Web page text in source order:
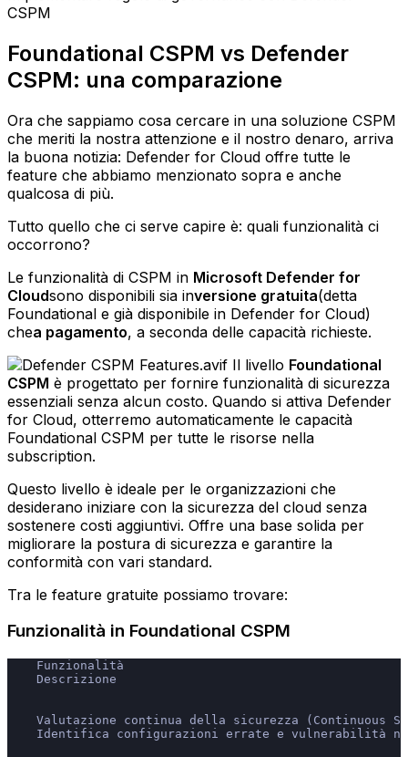
CSPM
Foundational CSPM vs Defender
CSPM: una comparazione
Ora che sappiamo cosa cercare in una soluzione CSPM
che meriti la nostra attenzione e il nostro denaro, arriva
la buona notizia: Defender for Cloud offre tutte le
feature che abbiamo menzionato sopra e anche
qualcosa di più.
Tutto quello che ci serve capire è: quali funzionalità ci
occorrono?
Le funzionalità di CSPM in Microsoft Defender for
Cloudsono disponibili sia inversione gratuita(detta
Foundational e già disponibile in Defender for Cloud)
chea pagamento, a seconda delle capacità richieste.
Il livello Foundational
CSPM è progettato per fornire funzionalità di sicurezza
essenziali senza alcun costo. Quando si attiva Defender
for Cloud, otterremo automaticamente le capacità
Foundational CSPM per tutte le risorse nella
subscription.
Questo livello è ideale per le organizzazioni che
desiderano iniziare con la sicurezza del cloud senza
sostenere costi aggiuntivi. Offre una base solida per
migliorare la postura di sicurezza e garantire la
conformità con vari standard.
Tra le feature gratuite possiamo trovare:
Funzionalità in Foundational CSPM
    Funzionalità
    Descrizione
Valutazione continua della sicurezza (Continuous
Identifica configurazioni errate e vulnerabilità